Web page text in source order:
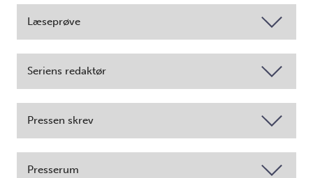
Læseprøve
Seriens redaktør
Pressen skrev
Presserum